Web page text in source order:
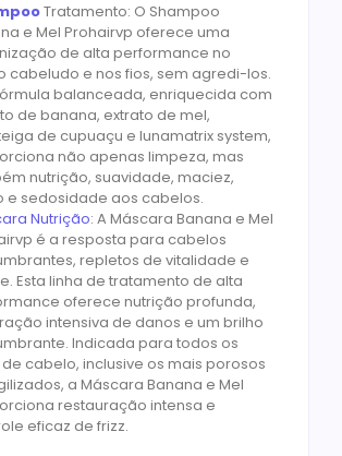
Tratamento: O Shampoo
e Mel Prohairvp oferece uma
de alta performance no
cabeludo e nos fios, sem agredi-los.
balanceada, enriquecida com
de banana, extrato de mel,
de cupuaçu e lunamatrix system,
não apenas limpeza, mas
nutrição, suavidade, maciez,
e sedosidade aos cabelos.
Nutrição: A Máscara Banana e Mel
é a resposta para cabelos
repletos de vitalidade e
Esta linha de tratamento de alta
oferece nutrição profunda,
intensiva de danos e um brilho
Indicada para todos os
cabelo, inclusive os mais porosos
a Máscara Banana e Mel
restauração intensa e
eficaz de frizz.